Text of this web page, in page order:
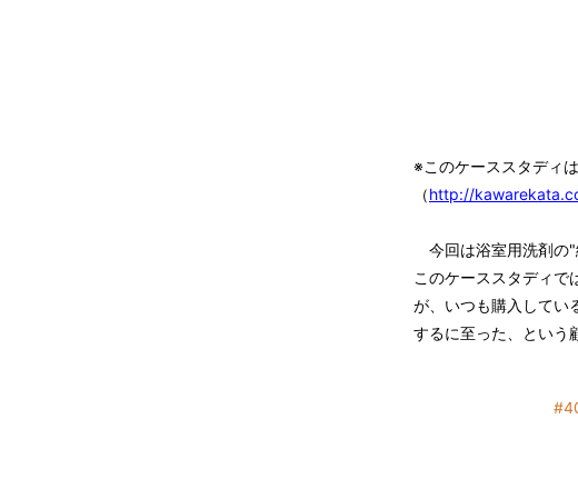
※このケーススタディ
（http://
今回は浴室用洗剤の"
このケーススタディで
が、いつも購入してい
するに至った、という